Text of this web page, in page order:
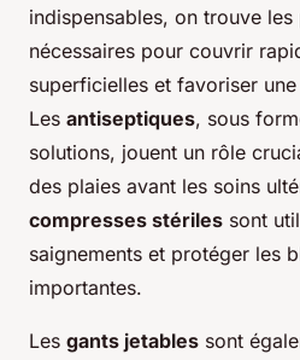
indispensables, on trouve les
nécessaires pour couvrir
superficielles et favoriser
Les antiseptiques, sous
solutions, jouent un rôle
des plaies avant les soins
compresses stériles sont
saignements et protéger les
importantes.
Les gants jetables sont